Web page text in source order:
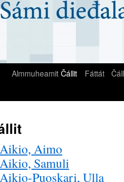
Almmuheamit Čállit Fáttát
Aikio, Aimo
Aikio, Samuli
Aikio-Puoskari, Ulla